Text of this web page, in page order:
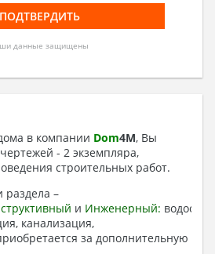
данные защищены
в компании Dom4M, Вы
- 2 экземпляра,
строительных работ.
раздела –
и Инженерный:
канализация,
за дополнительную